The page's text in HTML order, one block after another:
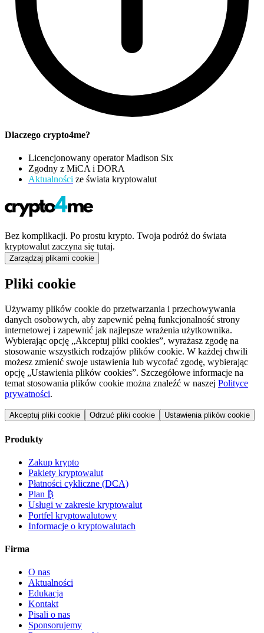
Dlaczego crypto4me?
Licencjonowany operator Madison Six
Zgodny z MiCA i DORA
Aktualności ze świata kryptowalut
Bez komplikacji. Po prostu krypto. Twoja podróż do świata
kryptowalut zaczyna się tutaj.
Zarządzaj plikami cookie
Pliki cookie
Używamy plików cookie do przetwarzania i przechowywania
danych osobowych, aby zapewnić pełną funkcjonalność strony
internetowej i zapewnić jak najlepsze wrażenia użytkownika.
Wybierając opcję „Akceptuj pliki cookies”, wyrażasz zgodę na
stosowanie wszystkich rodzajów plików cookie. W każdej chwili
możesz zmienić swoje ustawienia lub wycofać zgodę, wybierając
opcję „Ustawienia plików cookies”. Szczegółowe informacje na
temat stosowania plików cookie można znaleźć w naszej Polityce
prywatności.
Akceptuj pliki cookie Odrzuć pliki cookie Ustawienia plików cookie
Produkty
Zakup krypto
Pakiety kryptowalut
Płatności cykliczne (DCA)
Plan ₿
Usługi w zakresie kryptowalut
Portfel kryptowalutowy
Informacje o kryptowalutach
Firma
O nas
Aktualności
Edukacja
Kontakt
Pisali o nas
Sponsorujemy